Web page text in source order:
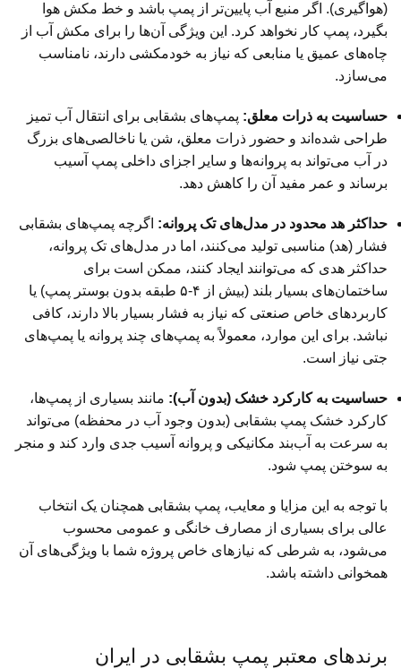
(هواگیری). اگر منبع آب پایین‌تر از پمپ باشد و خط مکش هوا
بگیرد، پمپ کار نخواهد کرد. این ویژگی آن‌ها را برای مکش آب از
چاه‌های عمیق یا منابعی که نیاز به خودمکشی دارند، نامناسب
می‌سازد.
حساسیت به ذرات معلق: پمپ‌های بشقابی برای انتقال آب تمیز
طراحی شده‌اند و حضور ذرات معلق، شن یا ناخالصی‌های بزرگ
در آب می‌تواند به پروانه‌ها و سایر اجزای داخلی پمپ آسیب
برساند و عمر مفید آن را کاهش دهد.
حداکثر هد محدود در مدل‌های تک پروانه: اگرچه پمپ‌های بشقابی
فشار (هد) مناسبی تولید می‌کنند، اما در مدل‌های تک پروانه،
حداکثر هدی که می‌توانند ایجاد کنند، ممکن است برای
ساختمان‌های بسیار بلند (بیش از ۴-۵ طبقه بدون بوستر پمپ) یا
کاربردهای خاص صنعتی که نیاز به فشار بسیار بالا دارند، کافی
نباشد. برای این موارد، معمولاً به پمپ‌های چند پروانه یا پمپ‌های
جتی نیاز است.
حساسیت به کارکرد خشک (بدون آب): مانند بسیاری از پمپ‌ها،
کارکرد خشک پمپ بشقابی (بدون وجود آب در محفظه) می‌تواند
به سرعت به آب‌بند مکانیکی و پروانه آسیب جدی وارد کند و منجر
به سوختن پمپ شود.
با توجه به این مزایا و معایب، پمپ بشقابی همچنان یک انتخاب
عالی برای بسیاری از مصارف خانگی و عمومی محسوب
می‌شود، به شرطی که نیازهای خاص پروژه شما با ویژگی‌های آن
همخوانی داشته باشد.
برندهای معتبر پمپ بشقابی در ایران